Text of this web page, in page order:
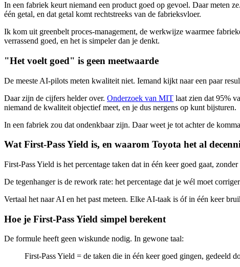
In een fabriek keurt niemand een product goed op gevoel. Daar meten
één getal, en dat getal komt rechtstreeks van de fabrieksvloer.
Ik kom uit greenbelt proces-management, de werkwijze waarmee
verrassend goed, en het is simpeler dan je denkt.
"Het voelt goed" is geen meetwaarde
De meeste AI-pilots meten kwaliteit niet. Iemand kijkt naar een paar
Daar zijn de cijfers helder over. Onderzoek van MIT laat zien dat 95%
niemand de kwaliteit objectief meet, en je dus nergens op kunt bijsturen.
In een fabriek zou dat ondenkbaar zijn. Daar weet je tot achter de
Wat First-Pass Yield is, en waarom Toyota het al
First-Pass Yield is het percentage taken dat in één keer goed gaat,
De tegenhanger is de rework rate: het percentage dat je wél moet
Vertaal het naar AI en het past meteen. Elke AI-taak is óf in één keer
Hoe je First-Pass Yield simpel berekent
De formule heeft geen wiskunde nodig. In gewone taal:
First-Pass Yield = de taken die in één keer goed gingen, gedeeld